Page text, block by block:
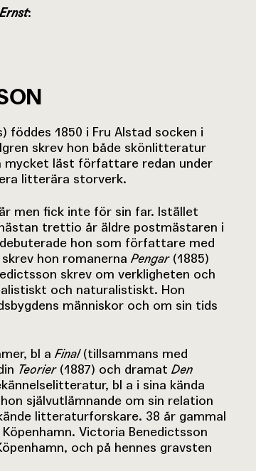
:
föddes 1850 i Fru Alstad socken i
skrev hon både skönlitteratur
mycket läst författare redan under
litterära storverk.
men fick inte för sin far. Istället
trettio år äldre postmästaren i
hon som författare med
hon romanerna Pengar(1885)
skrev om verkligheten och
och naturalistiskt. Hon
människor och om sin tids
bl a Final(tillsammans med
Teorier(1887) och dramat Den
bl a i sina kända
självutlämnande om sin relation
litteraturforskare. 38 år gammal
Victoria Benedictsson
och på hennes gravsten